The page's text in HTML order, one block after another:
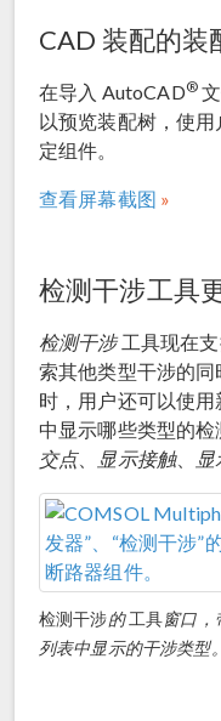
CAD 装配的装
在导入 AutoCAD®
以预览装配树，使
定组件。
查看屏幕截图
检测干涉工具
检测干涉工具现在
索其他类型干涉的
时，用户还可以使
中显示哪些类型的
交点、 显示接触、
检测干涉的工具窗口，
列表中显示的干涉类型。